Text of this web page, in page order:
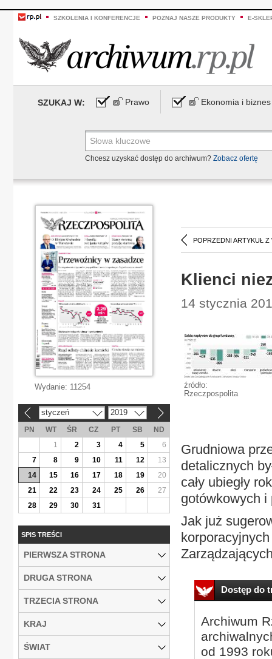
SZKOLENIA I KONFERENCJE POZNAJ NASZE PRODUKTY E-
SZUKAJ W: Prawo Ekonomia i biznes
Chcesz uzyskać dostęp do archiwum? Zobacz ofertę
POPRZEDNI ARTYKUŁ Z
Klienci
14 stycznia
źródło:
Rzeczpospolita
Grudniowa
detalicznych
cały ubiegły
gotówkowych i
Jak już
Dostęp do
Archiwum
od 1993
Wydanie: 11254
styczeń 2019
PN WT ŚR CZ PT SB
ND
1
2 3 4 5
6
7
8 9 10 11 12
13
14
15 16 17 18 19
20
21
22 23 24 25 26
27
28
29 30 31
SPIS TREŚCI
PIERWSZA STRONA
DRUGA STRONA
TRZECIA STRONA
KRAJ
ŚWIAT